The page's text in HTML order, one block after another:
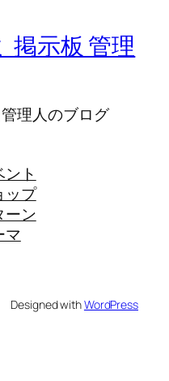
掲示板 管理
理人のブログ
ント
ップ
ーン
マ
Designed withWordPress